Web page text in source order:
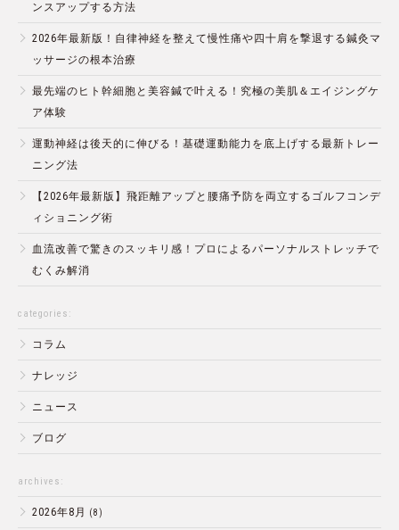
ンスアップする方法
2026年最新版！自律神経を整えて慢性痛や四十肩を撃退する鍼灸マ
ッサージの根本治療
最先端のヒト幹細胞と美容鍼で叶える！究極の美肌＆エイジングケ
ア体験
運動神経は後天的に伸びる！基礎運動能力を底上げする最新トレー
ニング法
【2026年最新版】飛距離アップと腰痛予防を両立するゴルフコンデ
ィショニング術
血流改善で驚きのスッキリ感！プロによるパーソナルストレッチで
むくみ解消
categories:
コラム
ナレッジ
ニュース
ブログ
archives:
2026年8月 (8)